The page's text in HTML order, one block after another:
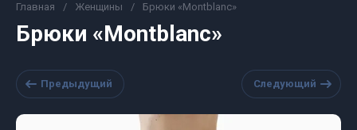
Главная / Женщины / Брюки «Montblanc»
Брюки «Montblanc»
Предыдущий Следующий